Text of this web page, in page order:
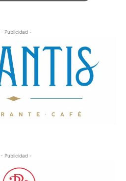
- Publicidad -
- Publicidad -